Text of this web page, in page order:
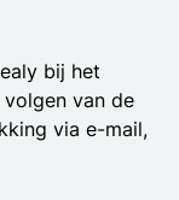
bij het
van de
via e-mail,